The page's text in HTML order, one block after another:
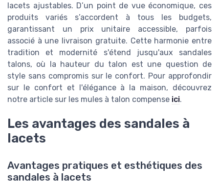
lacets ajustables. D’un point de vue économique, ces
produits variés s’accordent à tous les budgets,
garantissant un prix unitaire accessible, parfois
associé à une livraison gratuite. Cette harmonie entre
tradition et modernité s'étend jusqu'aux sandales
talons, où la hauteur du talon est une question de
style sans compromis sur le confort. Pour approfondir
sur le confort et l'élégance à la maison, découvrez
notre article sur les mules à talon compense ici.
Les avantages des sandales à
lacets
Avantages pratiques et esthétiques des
sandales à lacets